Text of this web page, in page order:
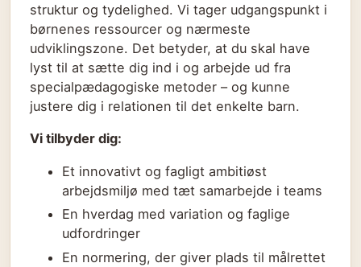
struktur og tydelighed. Vi tager udgangspunkt i
børnenes ressourcer og nærmeste
udviklingszone. Det betyder, at du skal have
lyst til at sætte dig ind i og arbejde ud fra
specialpædagogiske metoder – og kunne
justere dig i relationen til det enkelte barn.
Vi tilbyder dig:
Et innovativt og fagligt ambitiøst
arbejdsmiljø med tæt samarbejde i teams
En hverdag med variation og faglige
udfordringer
En normering, der giver plads til målrettet